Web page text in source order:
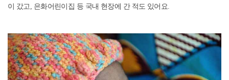
이 갔고, 은화어린이집 등 국내 현장에 간 적도 있어요.